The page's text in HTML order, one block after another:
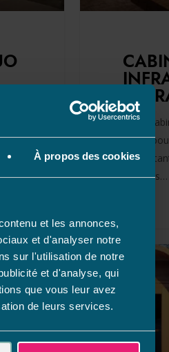
À propos des cookies
et les annonces,
et d'analyser notre
sur l'utilisation de notre
et d'analyse, qui
que vous leur avez
de leurs services.
Cette
idéale
chaleurs…